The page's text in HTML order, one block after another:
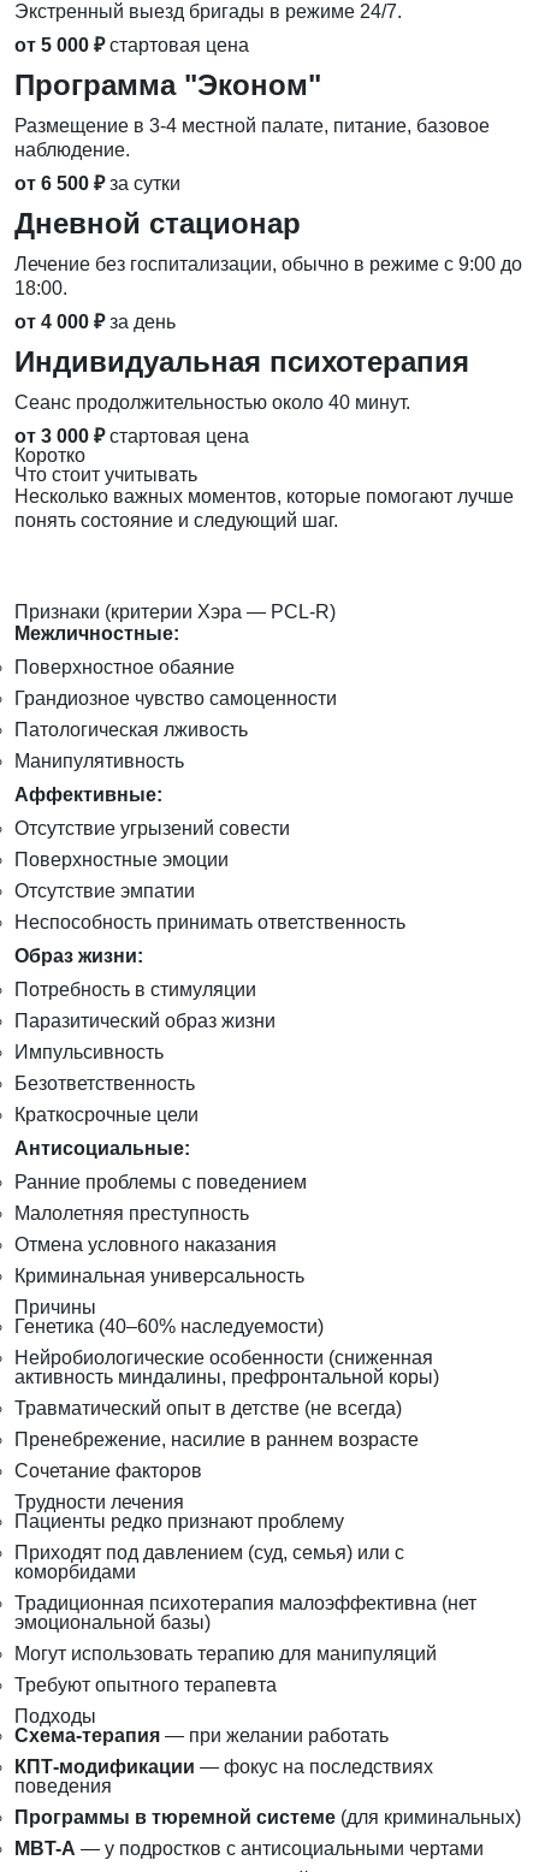
Экстренный выезд бригады в режиме 24/7.
от 5 000 ₽ стартовая цена
Программа "Эконом"
Размещение в 3-4 местной палате, питание, базовое
наблюдение.
от 6 500 ₽ за сутки
Дневной стационар
Лечение без госпитализации, обычно в режиме с 9:00 до
18:00.
от 4 000 ₽ за день
Индивидуальная психотерапия
Сеанс продолжительностью около 40 минут.
от 3 000 ₽ стартовая цена
Коротко
Что стоит учитывать
Несколько важных моментов, которые помогают лучше
понять состояние и следующий шаг.
Признаки (критерии Хэра — PCL-R)
Межличностные:
Поверхностное обаяние
Грандиозное чувство самоценности
Патологическая лживость
Манипулятивность
Аффективные:
Отсутствие угрызений совести
Поверхностные эмоции
Отсутствие эмпатии
Неспособность принимать ответственность
Образ жизни:
Потребность в стимуляции
Паразитический образ жизни
Импульсивность
Безответственность
Краткосрочные цели
Антисоциальные:
Ранние проблемы с поведением
Малолетняя преступность
Отмена условного наказания
Криминальная универсальность
Причины
Генетика (40–60% наследуемости)
Нейробиологические особенности (сниженная
активность миндалины, префронтальной коры)
Травматический опыт в детстве (не всегда)
Пренебрежение, насилие в раннем возрасте
Сочетание факторов
Трудности лечения
Пациенты редко признают проблему
Приходят под давлением (суд, семья) или с
коморбидами
Традиционная психотерапия малоэффективна (нет
эмоциональной базы)
Могут использовать терапию для манипуляций
Требуют опытного терапевта
Подходы
Схема-терапия — при желании работать
КПТ-модификации — фокус на последствиях
поведения
Программы в тюремной системе (для криминальных)
MBT-A — у подростков с антисоциальными чертами